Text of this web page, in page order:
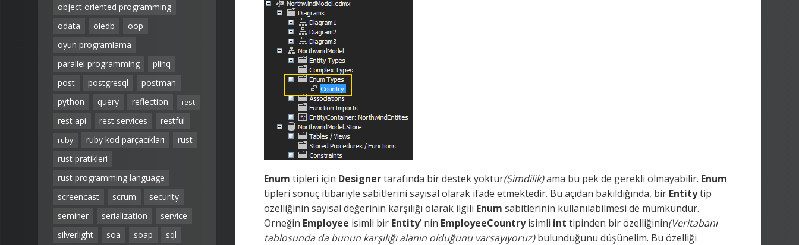
object oriented programming
odata
oledb
oop
oyun programlama
parallel programming
plinq
post
postgresql
postman
python
query reflection rest
rest api rest services restful
ruby ruby kod parçacıkları
rust
rust pratikleri
rust programming language
screencast
scrum
security
seminer
serialization
service
silverlight
soa soap
sql
Enum tipleri için Designertarafında bir destek yoktur(Şimdilik)ama bu pek de gerekli olmayabilir. Enum
tipleri sonuç itibariyle sabitlerini sayısal olarak ifade etmektedir. Bu açıdan bakıldığında, bir Entitytip
özelliğinin sayısal değerinin karşılığı olarak ilgili Enum sabitlerinin kullanılabilmesi de mümkündür.
Örneğin Employee isimli bir Entity’ nin EmployeeCountryisimli int tipinden bir özelliğinin(Veritabanı
tablosunda da bunun karşılığı alanın olduğunu varsayıyoruz)bulunduğunu düşünelim. Bu özelliği